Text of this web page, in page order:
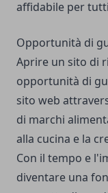
affidabile per
Opportunità di
Aprire un sito di
opportunità di
sito web
di marchi
alla cucina e la
Con il tempo e
diventare una